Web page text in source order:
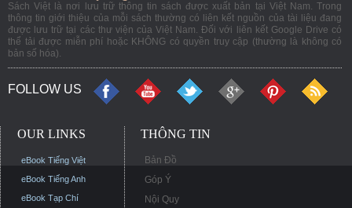
Sách Việt là nơi lưu trữ thông tin sách được xuất bản tại Việt Nam. Trong
thông tin giới thiệu của mỗi sách thường có liên kết nguồn của tài liệu đang
được lưu trữ tại các thư viện của Việt Nam. Đối với liên kết Google Drive có
thể tải được miễn phí hoặc KHÔNG có quyền truy cập (thường là không có
bản số hóa).
FOLLOW US
OUR LINKS
eBook Tiếng Việt
eBook Tiếng Anh
eBook Tạp Chí
THÔNG TIN
Bản Đồ
Góp Ý
Nội Quy